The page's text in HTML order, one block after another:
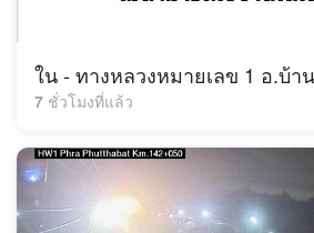
ใน - ทางหลวงหมายเลข 1 อ.บ้า
7 ชั่วโมงที่แล้ว